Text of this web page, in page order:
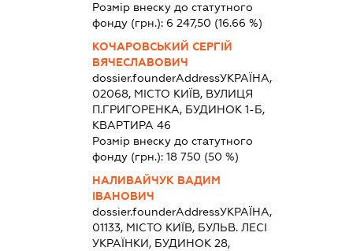
Розмір внеску до статутного
фонду (грн.): 6 247,50 (16.66 %)
КОЧАРОВСЬКИЙ СЕРГІЙ
ВЯЧЕСЛАВОВИЧ
dossier.founderAddressУКРАЇНА,
02068, МІСТО КИЇВ, ВУЛИЦЯ
П.ГРИГОРЕНКА, БУДИНОК 1-Б,
КВАРТИРА 46
Розмір внеску до статутного
фонду (грн.): 18 750 (50 %)
НАЛИВАЙЧУК ВАДИМ
ІВАНОВИЧ
dossier.founderAddressУКРАЇНА,
01133, МІСТО КИЇВ, БУЛЬВ. ЛЕСІ
УКРАЇНКИ, БУДИНОК 28,